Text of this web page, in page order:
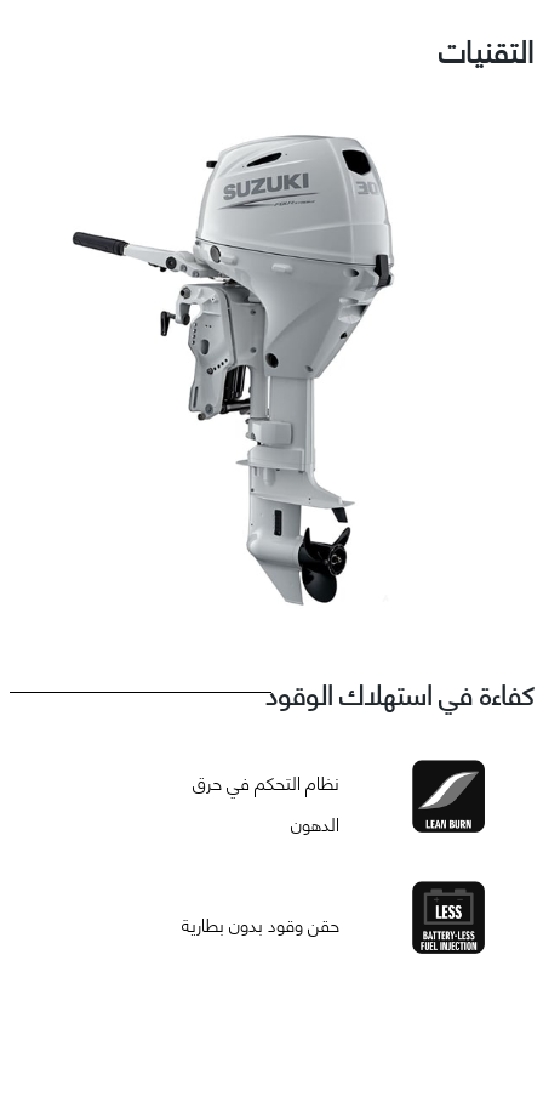
التقنيات
كفاءة في استهلاك الوقود
نظام التحكم في حرق
الدهون
حقن وقود بدون بطارية